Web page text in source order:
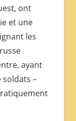
ont
et une
les
ayant
soldats –